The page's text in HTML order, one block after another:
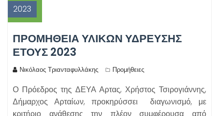
2023
ΠΡΟΜΗΘΕΙΑ ΥΛΙΚΩΝ ΥΔΡΕΥΣΗΣ
ΕΤΟΥΣ 2023
Νικόλαος Τριανταφυλλάκης Προμήθειες
Ο Πρόεδρος της ΔΕΥΑ Αρτας, Χρήστος Τσιρογιάννης,
Δήμαρχος Αρταίων, προκηρύσσει διαγωνισμό, με